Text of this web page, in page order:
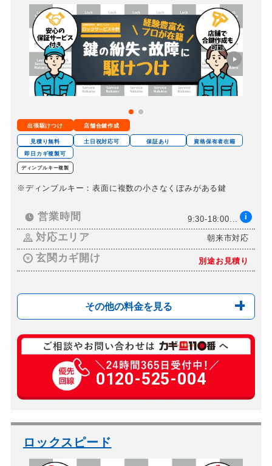
バイクカギ作成 12,000円～(税込)
スーツケースカギ開け 6,000円～(税込)
スーツケースカギ作成 8,000円～(税込)
金庫カギ開け 6,000円〜(税込)
金庫カギ修理 8,000円～(税込)
ロッカーカギ開け 6,000円～(税込)
ドアノブカギ開け
ドアノブカギ作成
出張駆けつけ 店舗合鍵作成
見積り無料 土日祝対応可 保証あり
資格保有者在籍
即日カギ複製可
ディンプルキー複製
※ディンプルキー：表面に複数の小さなくぼみがある鍵
営業時間 9:30-18:00... i
対応エリア 朝来市対応
玄関カギ開け 別途お見積り
その他の料金を見る
玄関カギ複製 880円(税込)～
玄関カギ開け 別途お見積り
玄関カギ修理 別途お見積り
玄関カギ交換
車カギ開け 10,000円～50,0...
0120-525-004
ロックスピード